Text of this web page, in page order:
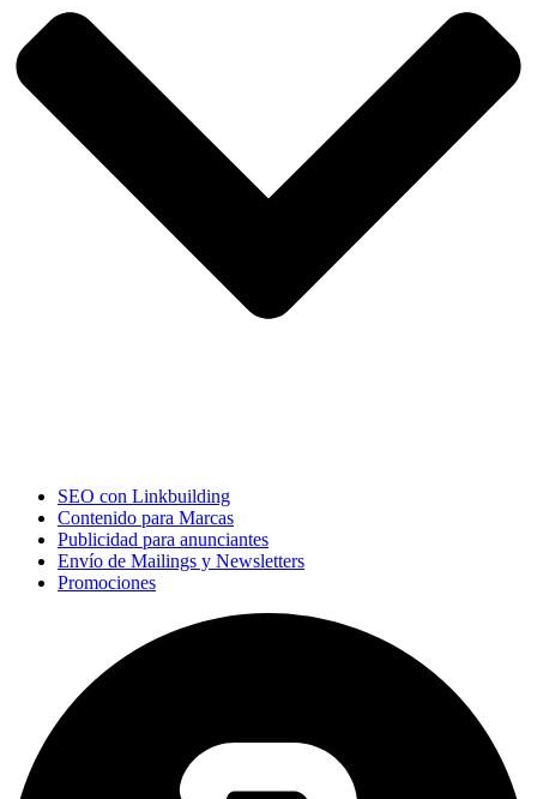
SEO con Linkbuilding
Contenido para Marcas
Publicidad para anunciantes
Envío de Mailings y Newsletters
Promociones